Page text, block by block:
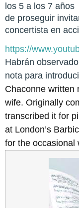
los 5 a los 7
de proseguir
concertista en
https://
Habrán
nota para
Chaconne written
wife. Originally
transcribed it for
at London’s
for the occasional